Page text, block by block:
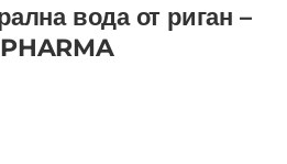
вода от риган –